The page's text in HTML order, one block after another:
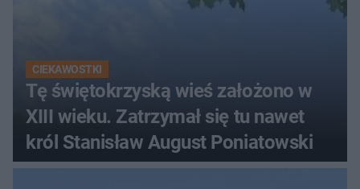
CIEKAWOSTKI
Tę świętokrzyską wieś założono w
XIII wieku. Zatrzymał się tu nawet
król Stanisław August Poniatowski